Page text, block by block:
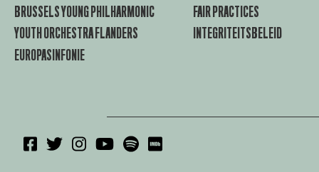
BRUSSELS YOUNG PHILHARMONIC
YOUTH ORCHESTRA FLANDERS
EUROPASINFONIE
FAIR PRACTICES
INTEGRITEITSBELEID